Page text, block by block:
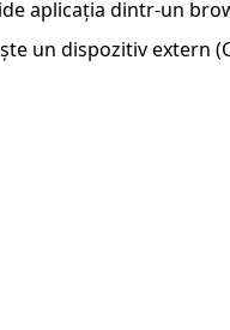
aplicația dintr-un
un dispozitiv extern